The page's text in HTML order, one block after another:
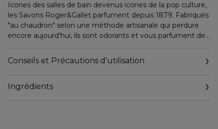
Icones des salles de bain devenus icones de la pop culture,
les Savons Roger&Gallet parfument depuis 1879. Fabriqués
"au chaudron" selon une méthode artisanale qui perdure
encore aujourd'hui, ils sont odorants et vous parfument de
technique de parfumage "à coeur" nécessite 80 heures de
fabrication pour chaque pièce. Habillés de leur
beaux, ils sentent bons, et distillent de la bonne humeur.
Conseils et Précautions d'utilisation
Ingrédients